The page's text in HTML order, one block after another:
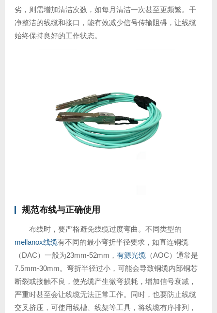
劣，则需增加清洁次数，如每月清洁一次甚至更频繁。干
净整洁的线缆和接口，能有效减少信号传输阻碍，让线缆
始终保持良好的工作状态。
规范布线与正确使用
布线时，要严格避免线缆过度弯曲。不同类型的
mellanox线缆有不同的最小弯折半径要求，如直连铜缆
（DAC）一般为23mm-52mm， 有源光缆 （AOC）通常是
7.5mm-30mm。弯折半径过小，可能会导致铜缆内部铜芯
断裂或接触不良，使光缆产生微弯损耗，增加信号衰减，
严重时甚至会让线缆无法正常工作。同时，也要防止线缆
交叉挤压，可使用线槽、线架等工具，将线缆有序排列，